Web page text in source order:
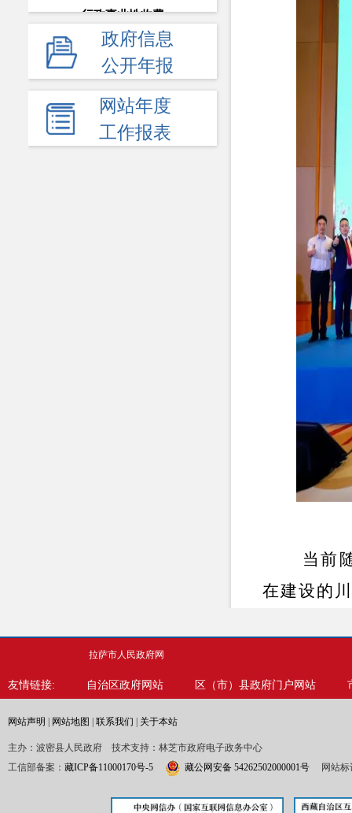
行政事业性收费
政府采购
重大建设项目
民生领域
应急管理
政府信息
公开年报
网站年度
工作报表
当前
在建设的
波密
市东部、
嘉黎、工
拉萨市人民政府网
友情链接: 自治区政府网站 区（市）县政府门户网站
网站声明 网站地图 联系我们 关于本站
主办：波密县人民政府 技术支持：林芝市政府电子政务中心
工信部备案： 藏ICP备11000170号-5 藏公网安备 54262502000001号 网站标